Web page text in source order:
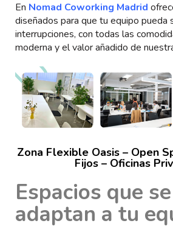
En Nomad Coworking Madrid
diseñados para que tu equipo pueda
interrupciones, con todas las
moderna y el valor añadido de
Zona Flexible Oasis – Open
Fijos – Oficinas
Espacios que se
adaptan a tu